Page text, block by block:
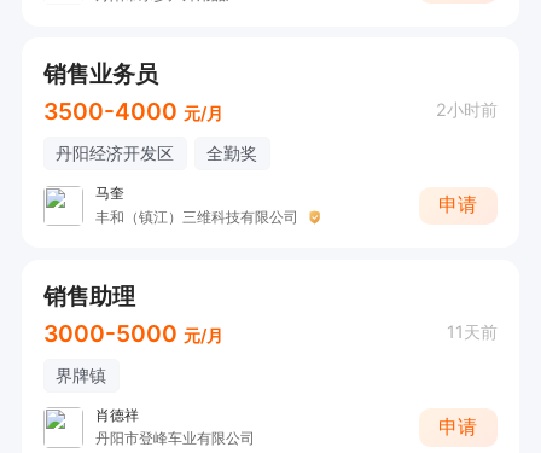
销售业务员
3500-4000 元/月 2小时前
丹阳经济开发区 全勤奖
马奎
丰和（镇江）三维科技有限公司
申请
销售助理
3000-5000 元/月 11天前
界牌镇
肖德祥
丹阳市登峰车业有限公司
申请